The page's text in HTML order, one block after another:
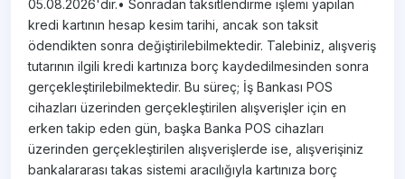
05.08.2026'dır.• Sonradan taksitlendirme işlemi yapılan
kredi kartının hesap kesim tarihi, ancak son taksit
ödendikten sonra değiştirilebilmektedir. Talebiniz, alışveriş
tutarının ilgili kredi kartınıza borç kaydedilmesinden sonra
gerçekleştirilebilmektedir. Bu süreç; İş Bankası POS
cihazları üzerinden gerçekleştirilen alışverişler için en
erken takip eden gün, başka Banka POS cihazları
üzerinden gerçekleştirilen alışverişlerde ise, alışverişiniz
bankalararası takas sistemi aracılığıyla kartınıza borç